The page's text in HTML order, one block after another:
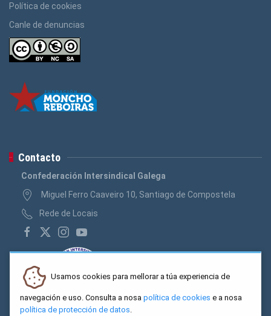
Política de cookies
Canle de denuncias
Contacto
Confederación Intersindical Galega
Miguel Ferro Caaveiro 10, Santiago de Compostela
Rede de Locais
Usamos cookies para mellorar a túa experiencia de
navegación e uso. Consulta a nosa política de cookies e a nosa
política de protección de datos.